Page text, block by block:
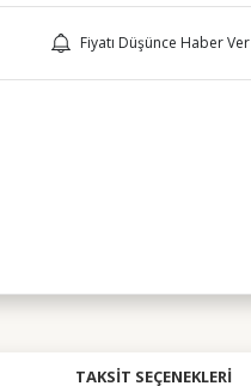
Fiyatı Düşünce Haber Ver
TAKSIT SEÇENEKLERI